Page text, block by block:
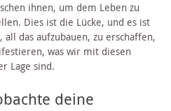
ihnen, um dem Leben zu
Dies ist die Lücke, und es ist
das aufzubauen, zu erschaffen,
was wir mit diesen
Lage sind.
deine